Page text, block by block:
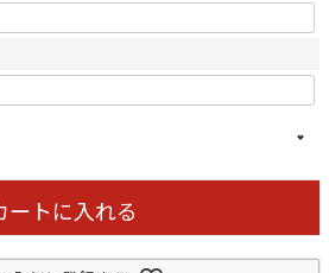
ートに入れる